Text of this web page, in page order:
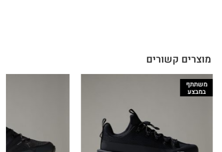
מוצרים קשורים
משתתף
במבצע